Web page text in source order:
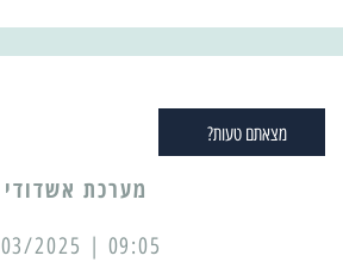
מצאתם טעות?
מערכת אשדודי
09:05 | 27/03/2025